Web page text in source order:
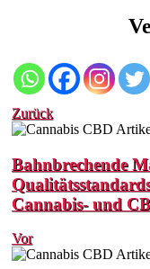
Zurück
Bahnbrechende
Cannabis- und
Vor